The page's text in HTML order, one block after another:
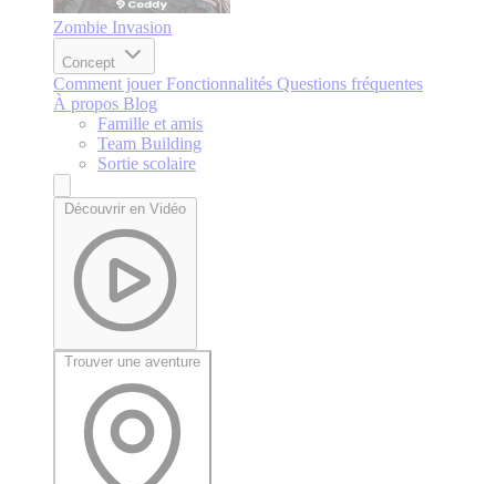
Zombie Invasion
Concept
Comment jouer Fonctionnalités Questions fréquentes
À propos Blog
Famille et amis
Team Building
Sortie scolaire
Découvrir en Vidéo
Trouver une aventure